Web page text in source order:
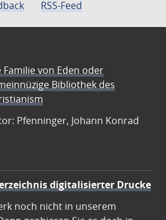
RSS-Feed
Familie von Eden oder
Bibliothek des
Pfenninger, Johann Konrad
digitalisierter Drucke
noch nicht in unserem